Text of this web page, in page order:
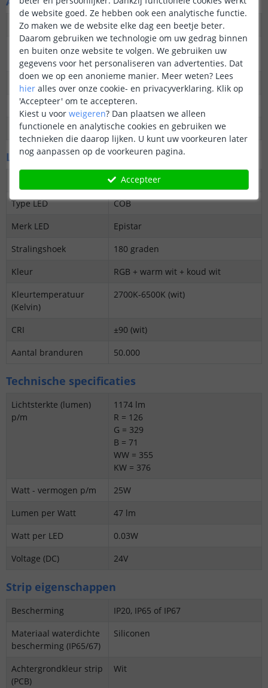
Dimbaar
Ja
3M plakstrip over de
gehele lengte
Ja
Garantie
5 jaar
Op maat te knippen
24V: elke 3,6 cm
Datasheet
Download
LED's en licht
840
Type LED
COB
Merk LED
Epistar
Stralingshoek
180 graden
Kleur
RGB + warm wit + koud wit
Kleurtemperatuur
(Kelvin)
2700K-6500K (wit)
CRI
±90 (wit)
Aantal branduren
50.000
Technische specificaties
Lichtsterkte (lumen)
p/m
1174 lm
R = 126
G = 329
B = 71
WW = 355
KW = 376
Watt - vermogen p/m
25W
Lumen per Watt
47 lm
Watt per LED
0.03W
Voltage (DC)
24V
Strip eigenschappen
Bescherming
IP20, IP65 of IP67
Materiaal waterdichte
bescherming (IP65/67)
Siliconen
Achtergrondkleur strip
(PCB)
Wit
de website goed. Ze hebben ook een analytische functie.
Zo maken we de website elke dag een beetje beter.
Daarom gebruiken we technologie om uw gedrag binnen
en buiten onze website te volgen. We gebruiken uw
gegevens voor het personaliseren van advertenties. Dat
doen we op een anonieme manier. Meer weten? Lees
hier alles over onze cookie- en privacyverklaring. Klik op
'Accepteer' om te accepteren.
Kiest u voor weigeren? Dan plaatsen we alleen
functionele en analytische cookies en gebruiken we
technieken die daarop lijken. U kunt uw voorkeuren later
nog aanpassen op de voorkeuren pagina.
Accepteer